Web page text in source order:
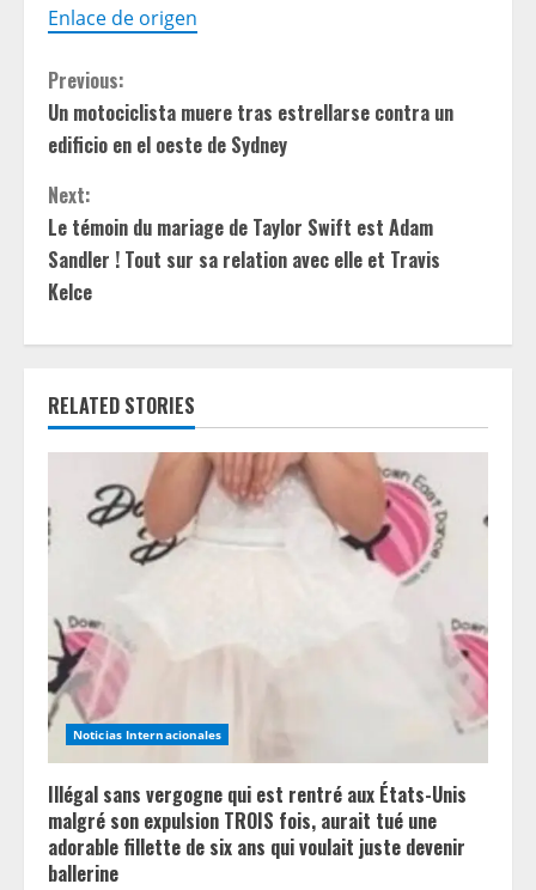
Enlace de origen
C
o
n
t
i
n
u
e
e
d
i
n
g
Previous:
Un motociclista muere tras estrellarse contra un
edificio en el oeste de Sydney
Next:
Le témoin du mariage de Taylor Swift est Adam
Sandler ! Tout sur sa relation avec elle et Travis
Kelce
RELATED STORIES
Noticias Internacionales
Illégal sans vergogne qui est rentré aux États-Unis
malgré son expulsion TROIS fois, aurait tué une
adorable fillette de six ans qui voulait juste devenir
ballerine